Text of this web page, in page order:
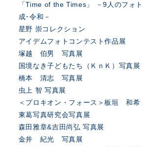
「Time of the Times」 －9人のフォ
成･令和－
星野 崇コレクション
アイデムフォトコンテスト作品展
塚越 伯男 写真展
国境なき子どもたち（ＫｎＫ）写真展
橋本 清志 写真展
虫上 智 写真展
＜プロキオン・フォース＞板垣 和
東葛写真研究会写真展
森田雅章&吉田尚弘 写真展
金井 紀光 写真展